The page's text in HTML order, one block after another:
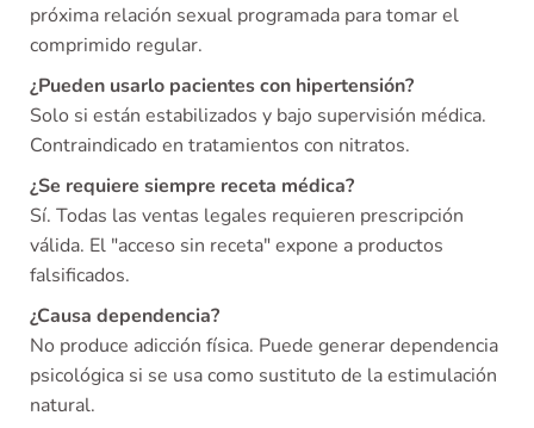
próxima relación sexual programada para tomar el
comprimido regular.
¿Pueden usarlo pacientes con hipertensión?
Solo si están estabilizados y bajo supervisión médica.
Contraindicado en tratamientos con nitratos.
¿Se requiere siempre receta médica?
Sí. Todas las ventas legales requieren prescripción
válida. El "acceso sin receta" expone a productos
falsificados.
¿Causa dependencia?
No produce adicción física. Puede generar dependencia
psicológica si se usa como sustituto de la estimulación
natural.